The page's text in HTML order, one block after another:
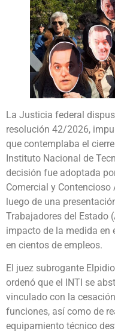
La Justicia federal
resolución 42/2026,
que contemplaba el
Instituto Nacional de
decisión fue adoptada
Comercial y
luego de una
Trabajadores del Estado
impacto de la medida
en cientos de empleos.
El juez subrogante
ordenó que el INTI se
vinculado con la
funciones, así como de
equipamiento técnico